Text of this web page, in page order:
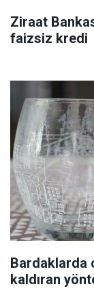
Ziraat
faizsiz kredi
Bardaklarda
kaldıran